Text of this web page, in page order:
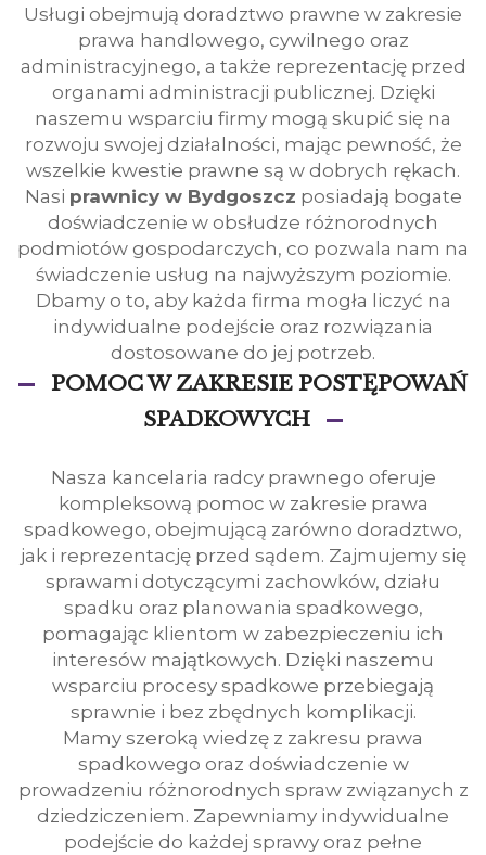
Usługi obejmują doradztwo prawne w zakresie
prawa handlowego, cywilnego oraz
administracyjnego, a także reprezentację przed
organami administracji publicznej. Dzięki
naszemu wsparciu firmy mogą skupić się na
rozwoju swojej działalności, mając pewność, że
wszelkie kwestie prawne są w dobrych rękach.
Nasi prawnicy w Bydgoszcz posiadają bogate
doświadczenie w obsłudze różnorodnych
podmiotów gospodarczych, co pozwala nam na
świadczenie usług na najwyższym poziomie.
Dbamy o to, aby każda firma mogła liczyć na
indywidualne podejście oraz rozwiązania
dostosowane do jej potrzeb.
POMOC W ZAKRESIE POSTĘPOWAŃ
SPADKOWYCH
Nasza kancelaria radcy prawnego oferuje
kompleksową pomoc w zakresie prawa
spadkowego, obejmującą zarówno doradztwo,
jak i reprezentację przed sądem. Zajmujemy się
sprawami dotyczącymi zachowków, działu
spadku oraz planowania spadkowego,
pomagając klientom w zabezpieczeniu ich
interesów majątkowych. Dzięki naszemu
wsparciu procesy spadkowe przebiegają
sprawnie i bez zbędnych komplikacji.
Mamy szeroką wiedzę z zakresu prawa
spadkowego oraz doświadczenie w
prowadzeniu różnorodnych spraw związanych z
dziedziczeniem. Zapewniamy indywidualne
podejście do każdej sprawy oraz pełne